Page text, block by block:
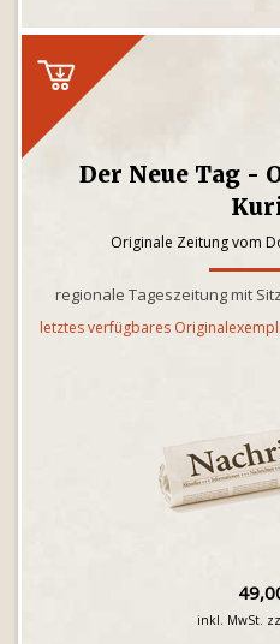
Der Neue Tag -
Originale Zeitung vom
regionale Tageszeitung mit
letztes verfügbares
inkl. MwSt.